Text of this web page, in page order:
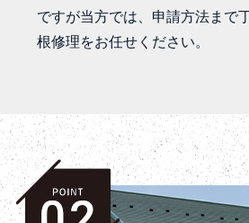
ですが当方では、申請方法まで
根修理をお任せください。